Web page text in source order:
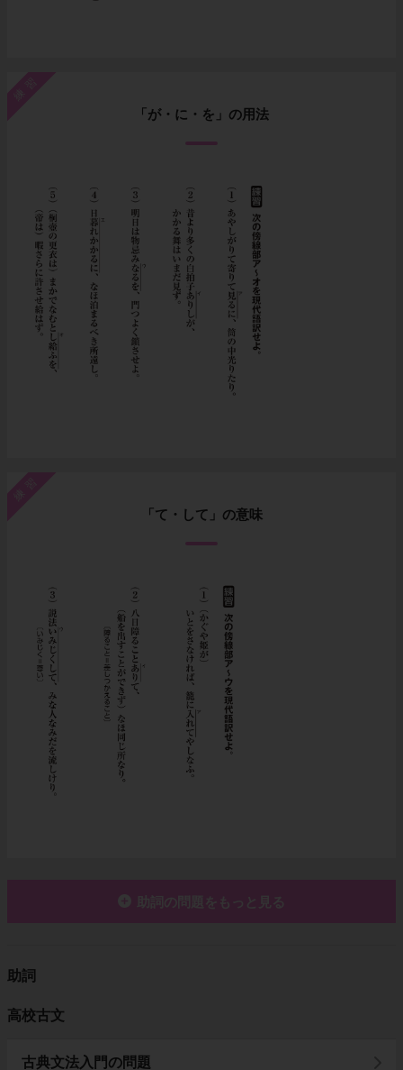
練習
「が・に・を」の用法
練習
「て・して」の意味
助詞の問題をもっと見る
助詞
高校古文
古典文法入門の問題